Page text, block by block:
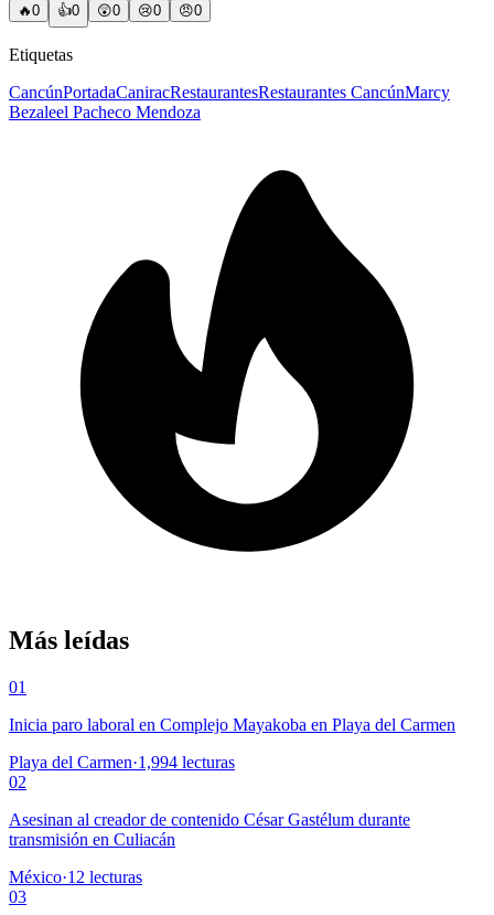
🔥0 👍0 😲0 😢0 😠0
Etiquetas
CancúnPortadaCaniracRestaurantesRestaurantes CancúnMarcy
Bezaleel Pacheco Mendoza
Más leídas
01
Inicia paro laboral en Complejo Mayakoba en Playa del Carmen
Playa del Carmen·1,994 lecturas
02
Asesinan al creador de contenido César Gastélum durante
transmisión en Culiacán
México·12 lecturas
03